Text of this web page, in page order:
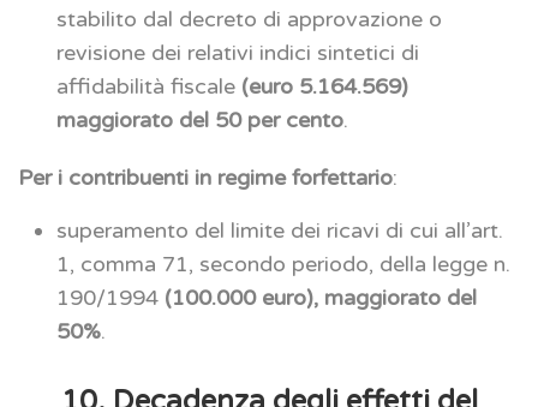
stabilito dal decreto di approvazione o
revisione dei relativi indici sintetici di
affidabilità fiscale (euro 5.164.569)
maggiorato del 50 per cento.
Per i contribuenti in regime forfettario:
superamento del limite dei ricavi di cui all’art.
1, comma 71, secondo periodo, della legge n.
190/1994 (100.000 euro), maggiorato del
50%.